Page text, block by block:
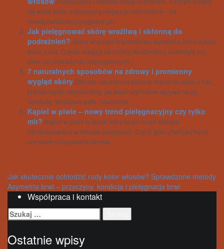
się wiele osób, a przyczyny mogą być różnorodne – od
nieodpowiedniej pielęgnacji po...
Jak pielęgnować skórę wrażliwą i skłonną do
podrażnień? Skóra wrażliwa to prawdziwe wyzwanie, które dotyka
wielu z nas. Często reaguje na zmiany temperatury, kosmetyki czy
stres, co prowadzi do nieprzyjemnych...
7 naturalnych sposobów na zdrowy i promienny
wygląd skóry Zdrowa i promienna skóra to marzenie wielu z nas,
jednak często zapominamy, jak wiele czynników wpływa na jej
kondycję. Właściwa dieta, nawilżenie...
Kąpiel w piwie – nowy trend pielęgnacyjny czy tylko
mit? Kąpiel w piwie to temat, który budzi coraz większe
zainteresowanie w świecie pielęgnacji. Czy to tylko chwilowy trend,
czy może rzeczywiście skrywa...
Nawigacja
wpisu
Jak skutecznie ochłodzić rudy kolor włosów? Sprawdzone metody
Asymetria brwi – przyczyny, korekcja i pielęgnacja brwi
Współpraca i kontakt
Szukaj:
Ostatnie wpisy